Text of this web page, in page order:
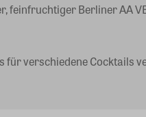
Berliner AA
verschiedene